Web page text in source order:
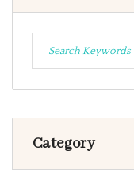
Category